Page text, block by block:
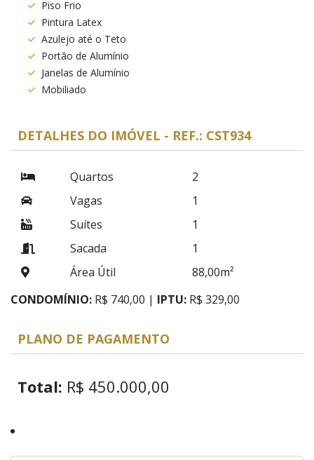
Piso Frio
Pintura Latex
Azulejo até o Teto
Portão de Alumínio
Janelas de Alumínio
Mobiliado
DETALHES DO IMÓVEL - REF.: CST934
Quartos
2
Vagas
1
Suítes
1
Sacada
1
Área Útil
88,00m²
CONDOMÍNIO: R$ 740,00 | IPTU: R$ 329,00
PLANO DE PAGAMENTO
Total: R$ 450.000,00